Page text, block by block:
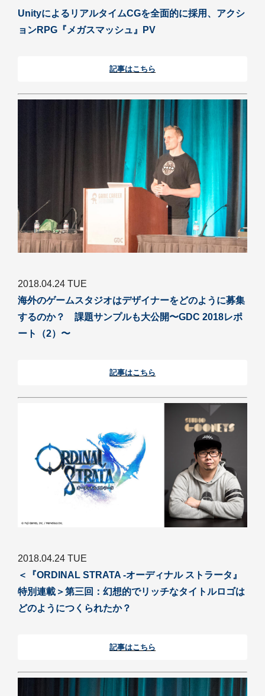
UnityによるリアルタイムCGを全面的に採用、アクシ
ョンRPG『メガスマッシュ』PV
記事はこちら
2018.04.24 TUE
海外のゲームスタジオはデザイナーをどのように募集
するのか？ 課題サンプルも大公開〜GDC 2018レポ
ート（2）〜
記事はこちら
2018.04.24 TUE
＜『ORDINAL STRATA -オーディナル ストラータ』
特別連載＞第三回：幻想的でリッチなタイトルロゴは
どのようにつくられたか？
記事はこちら